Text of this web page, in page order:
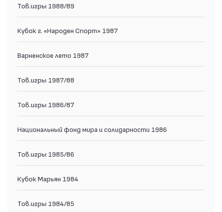
Тов.игры 1988/89
Кубок г. «Народен Спорт» 1987
Варненское лето 1987
Тов.игры 1987/88
Тов.игры 1986/87
Национальный фонд мира и солидарности 1986
Тов.игры 1985/86
Кубок Марьян 1984
Тов.игры 1984/85